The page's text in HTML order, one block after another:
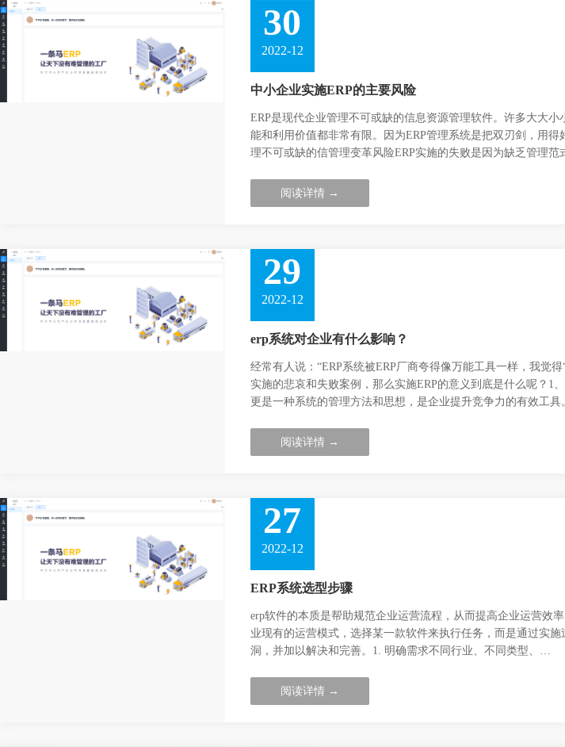
30
2022-12
中小企业实施ERP的主要风险
ERP是现代企业管理不可或缺的信息资源管理软件。许多大大
能和利用价值都非常有限。因为ERP管理系统是把双刃剑，用
理不可或缺的信管理变革风险ERP实施的失败是因为缺乏管理
阅读详情 →
29
2022-12
erp系统对企业有什么影响？
经常有人说：“ERP系统被ERP厂商夸得像万能工具一样，我觉
实施的悲哀和失败案例，那么实施ERP的意义到底是什么呢？1
更是一种系统的管理方法和思想，是企业提升竞争力的有效工
阅读详情 →
27
2022-12
ERP系统选型步骤
erp软件的本质是帮助规范企业运营流程，从而提高企业运营效
业现有的运营模式，选择某一款软件来执行任务，而是通过实
洞，并加以解决和完善。1. 明确需求不同行业、不同类型、…
阅读详情 →